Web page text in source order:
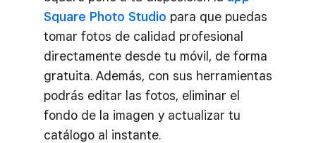
Square Photo Studio para que puedas
tomar fotos de calidad profesional
directamente desde tu móvil, de forma
gratuita. Además, con sus herramientas
podrás editar las fotos, eliminar el
fondo de la imagen y actualizar tu
catálogo al instante.